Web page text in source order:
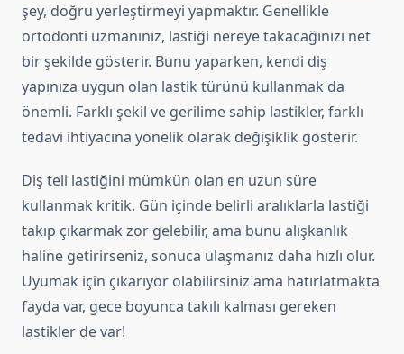
şey, doğru yerleştirmeyi yapmaktır. Genellikle
ortodonti uzmanınız, lastiği nereye takacağınızı net
bir şekilde gösterir. Bunu yaparken, kendi diş
yapınıza uygun olan lastik türünü kullanmak da
önemli. Farklı şekil ve gerilime sahip lastikler, farklı
tedavi ihtiyacına yönelik olarak değişiklik gösterir.
Diş teli lastiğini mümkün olan en uzun süre
kullanmak kritik. Gün içinde belirli aralıklarla lastiği
takıp çıkarmak zor gelebilir, ama bunu alışkanlık
haline getirirseniz, sonuca ulaşmanız daha hızlı olur.
Uyumak için çıkarıyor olabilirsiniz ama hatırlatmakta
fayda var, gece boyunca takılı kalması gereken
lastikler de var!